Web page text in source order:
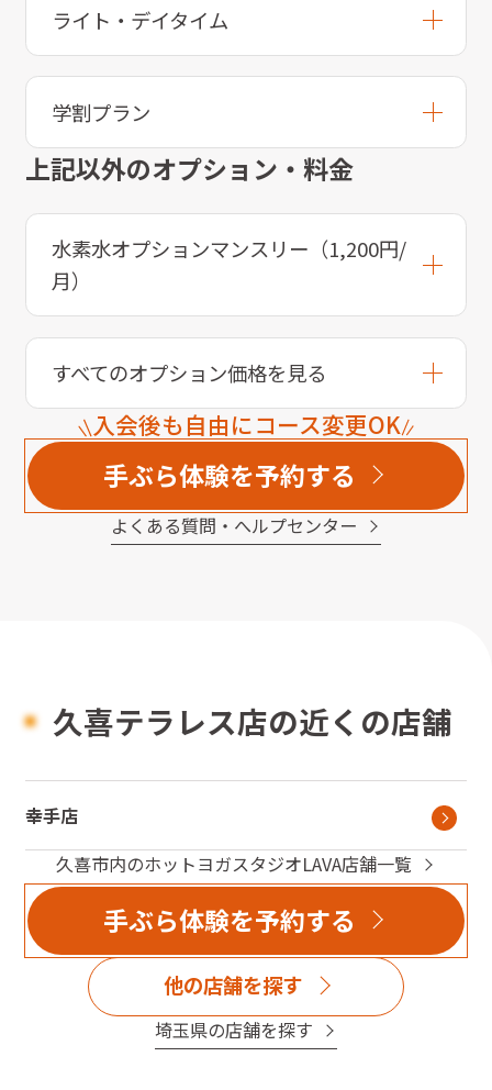
ライト・デイタイム
学割プラン
上記以外のオプション・料金
水素水オプションマンスリー（1,200円/
月）
すべてのオプション価格を見る
入会後も自由にコース変更OK
手ぶら体験を予約する
よくある質問・へルプセンター
久喜テラレス店の近くの店舗
幸手店
久喜市内のホットヨガスタジオLAVA店舗一覧
手ぶら体験を予約する
他の店舗を探す
埼玉県の店舗を探す